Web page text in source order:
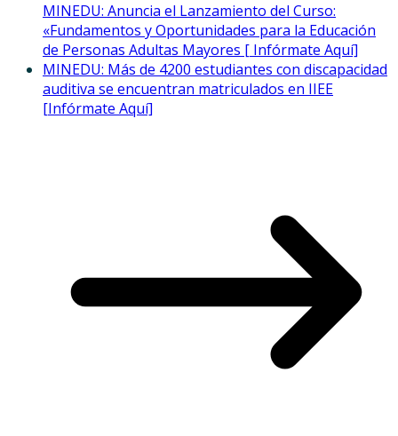
MINEDU: Anuncia el Lanzamiento del Curso:
«Fundamentos y Oportunidades para la Educación
de Personas Adultas Mayores [ Infórmate Aquí]
MINEDU: Más de 4200 estudiantes con discapacidad
auditiva se encuentran matriculados en IIEE
[Infórmate Aquí]